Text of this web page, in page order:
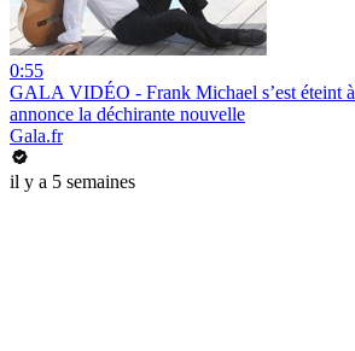
0:55
GALA VIDÉO - Frank Michael s’est éteint
annonce la déchirante nouvelle
Gala.fr
il y a 5 semaines